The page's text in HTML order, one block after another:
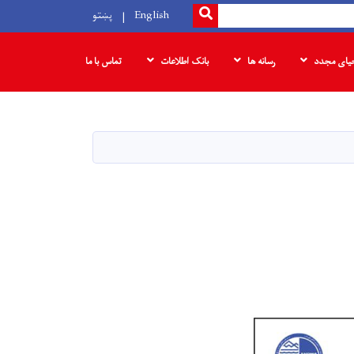
SEARCH
English پښتو
مجدد رسانه ها بانک‌ اطلاعات تماس با ما